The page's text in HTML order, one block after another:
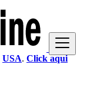
USA. Click aqui